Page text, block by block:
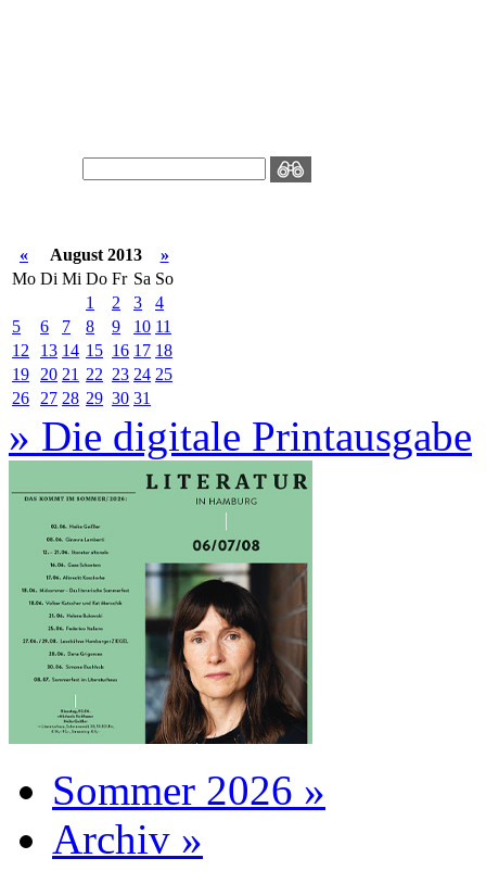
« August 2013
»
Mo Di Mi Do Fr Sa So
1
2 3
4
5
6 7 8 9 10 11
12
13 14 15 16 17 18
19
20 21 22 23 24 25
26
27 28 29 30 31
» Die digitale Printausgabe
Sommer 2026 »
Archiv »